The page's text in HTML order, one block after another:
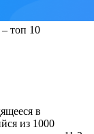
в
из 1000